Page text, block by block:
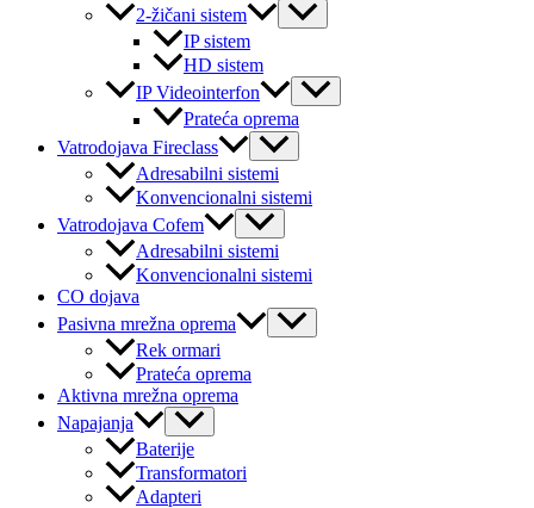
2-žičani sistem
Menu
Toggle
IP sistem
HD sistem
IP Videointerfon
Menu
Toggle
Prateća oprema
Vatrodojava Fireclass
Menu
Toggle
Adresabilni sistemi
Konvencionalni sistemi
Vatrodojava Cofem
Menu
Toggle
Adresabilni sistemi
Konvencionalni sistemi
CO dojava
Pasivna mrežna oprema
Menu
Toggle
Rek ormari
Prateća oprema
Aktivna mrežna oprema
Napajanja
Menu
Toggle
Baterije
Transformatori
Adapteri